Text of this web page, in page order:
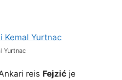
Yurtnac
reis Fejzić je